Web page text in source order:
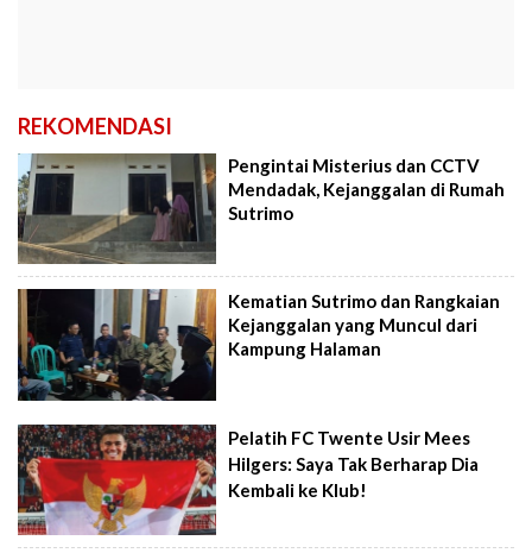
REKOMENDASI
Pengintai Misterius dan CCTV
Mendadak, Kejanggalan di Rumah
Sutrimo
Kematian Sutrimo dan Rangkaian
Kejanggalan yang Muncul dari
Kampung Halaman
Pelatih FC Twente Usir Mees
Hilgers: Saya Tak Berharap Dia
Kembali ke Klub!